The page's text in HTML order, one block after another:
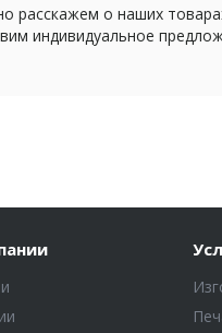
расскажем о наших
индивидуальное